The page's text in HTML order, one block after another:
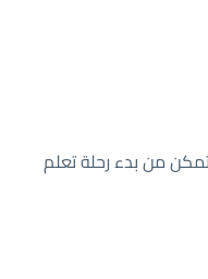
من بدء رحلة تعلم